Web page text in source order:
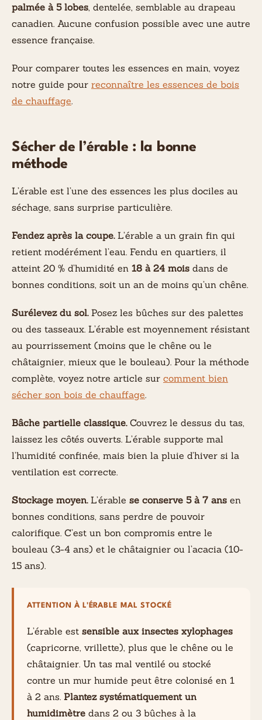
palmée à 5 lobes, dentelée, semblable au drapeau
canadien. Aucune confusion possible avec une autre
essence française.
Pour comparer toutes les essences en main, voyez
notre guide pour reconnaître les essences de bois
de chauffage.
Sécher de l’érable : la bonne
méthode
L’érable est l’une des essences les plus dociles au
séchage, sans surprise particulière.
Fendez après la coupe.L’érable a un grain fin qui
retient modérément l’eau. Fendu en quartiers, il
atteint 20 % d’humidité en 18 à 24 mois dans de
bonnes conditions, soit un an de moins qu’un chêne.
Surélevez du sol.Posez les bûches sur des palettes
ou des tasseaux. L’érable est moyennement résistant
au pourrissement (moins que le chêne ou le
châtaignier, mieux que le bouleau). Pour la méthode
complète, voyez notre article sur comment bien
sécher son bois de chauffage.
Bâche partielle classique.Couvrez le dessus du tas,
laissez les côtés ouverts. L’érable supporte mal
l’humidité confinée, mais bien la pluie d’hiver si la
ventilation est correcte.
Stockage moyen.L’érable se conserve 5 à 7 ans en
bonnes conditions, sans perdre de pouvoir
calorifique. C’est un bon compromis entre le
bouleau (3-4 ans) et le châtaignier ou l’acacia (10-
15 ans).
ATTENTION À L'ÉRABLE MAL STOCKÉ
L’érable est sensible aux insectes xylophages
(capricorne, vrillette), plus que le chêne ou le
châtaignier. Un tas mal ventilé ou stocké
contre un mur humide peut être colonisé en 1
à 2 ans. Plantez systématiquement un
humidimètre dans 2 ou 3 bûches à la